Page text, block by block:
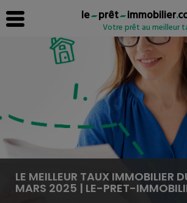
le prêt immobilier.
Votre prêt au meilleur
LE MEILLEUR TAUX IMMOBILIER
MARS 2025 | LE-PRET-